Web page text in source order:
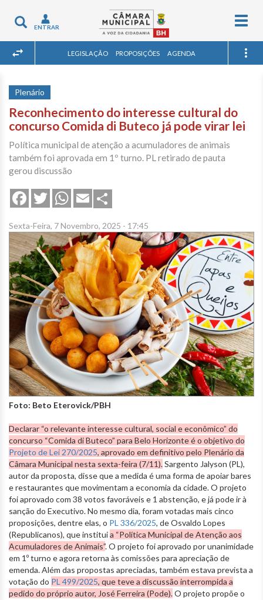
Toggle
navigation
ENTRAR
LEGISLAÇÃO PROPOSIÇÕES AGENDA
Plenário
Reconhecimento do interesse cultural do
concurso Comida di Buteco já pode virar lei
Política municipal de atenção a acumuladores de animais
também foi aprovada em 1º turno. PL retirado de pauta
gerou discussão
FacebookTwitterWhatsApp
Email
Sexta-Feira, 7 Novembro, 2025 - 17:45
Foto: Beto Eterovick/PBH
Declarar “o relevante interesse cultural, social e econômico” do
concurso “Comida di Buteco” para Belo Horizonte é o objetivo do
Projeto de Lei 270/2025, aprovado em definitivo pelo Plenário da
Câmara Municipal nesta sexta-feira (7/11).Sargento Jalyson (PL),
autor da proposta, disse que a medida é uma forma de apoiar bares
e restaurantes que movimentam a economia da cidade. O projeto
foi aprovado com 38 votos favoráveis e 1 abstenção, e já pode ir à
sanção do Executivo. No mesmo dia, foram votadas mais cinco
proposições, dentre elas, o PL 336/2025, de Osvaldo Lopes
(Republicanos), que instituia “Política Municipal de Atenção aos
Acumuladores de Animais”. O projeto foi aprovado por unanimidade
em 1º turno e agora retorna às comissões para apreciação de
emenda. Além das propostas apreciadas, também estava prevista a
votação do PL 499/2025, que teve a discussão interrompida a
pedido do próprio autor, José Ferreira (Pode).O projeto propõe o